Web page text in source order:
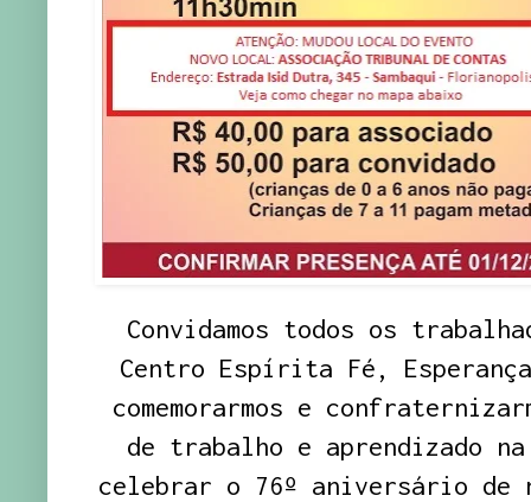
Convidamos todos os
Centro Espírita Fé,
comemorarmos e
de trabalho e aprendizado na
celebrar o 76º